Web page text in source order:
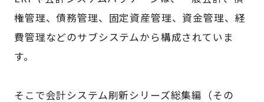
権管理、債務管理、固定資産管理、資金管理、経
費管理などのサブシステムから構成されていま
す。
そこで会計システム刷新シリーズ総集編（その